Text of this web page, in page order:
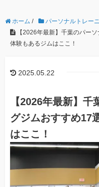
ホーム / パーソナルトレー
【2026年最新】千葉のパー
体験もあるジムはここ！
2025.05.22
【2026年最新】
グジムおすすめ17
はここ！